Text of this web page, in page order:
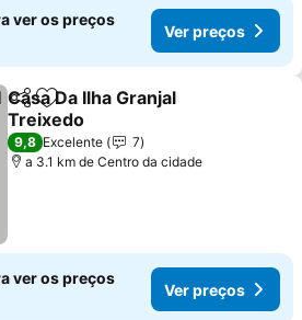
ver os preços
Ver preços
PartilharAdicionar aos favoritos
Casa Da Ilha Granjal
Treixedo
9,8 Excelente
7
a 3.1 km de Centro da cidade
ver os preços
Ver preços